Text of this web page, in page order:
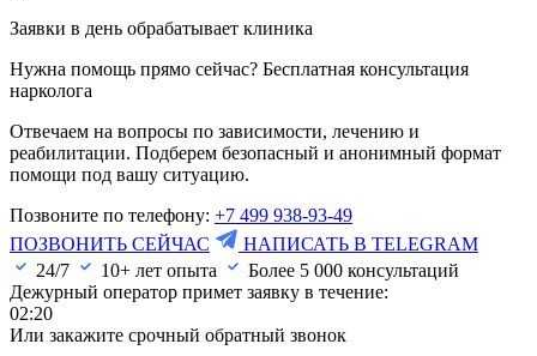
Заявки в день обрабатывает клиника
Нужна помощь прямо сейчас? Бесплатная консультация
нарколога
Отвечаем на вопросы по зависимости, лечению и
реабилитации. Подберем безопасный и анонимный формат
помощи под вашу ситуацию.
Позвоните по телефону: +7 499 938-93-49
ПОЗВОНИТЬ СЕЙЧАС
НАПИСАТЬ В TELEGRAM
24/7
10+ лет опыта Более 5 000 консультаций
Дежурный оператор примет заявку в течение:
02:20
Или закажите срочный обратный звонок